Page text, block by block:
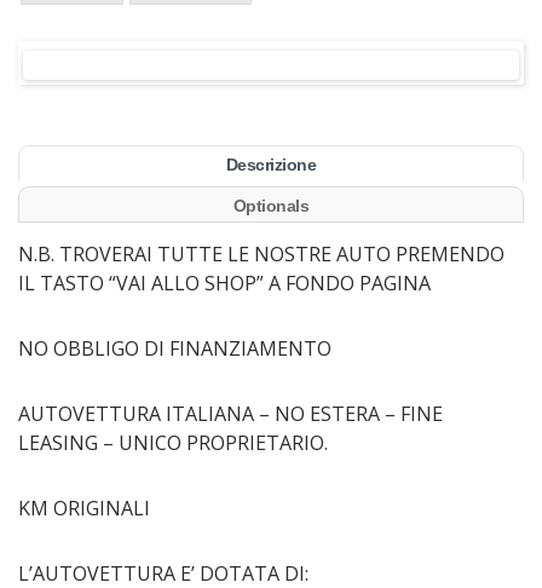
Descrizione
Optionals
N.B. TROVERAI TUTTE LE NOSTRE AUTO PREMENDO
IL TASTO “VAI ALLO SHOP” A FONDO PAGINA
NO OBBLIGO DI FINANZIAMENTO
AUTOVETTURA ITALIANA – NO ESTERA – FINE
LEASING – UNICO PROPRIETARIO.
KM ORIGINALI
L’AUTOVETTURA E’ DOTATA DI: